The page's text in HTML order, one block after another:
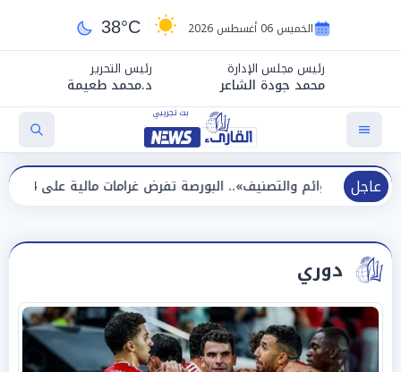
الخميس 06 أغسطس 2026 38°C
رئيس مجلس الإدارة
محمد جودة الشاعر
رئيس التحرير
د.محمد طعيمة
عاجلالبورصة تفرض غرامات مالية على 14 شركة وصكين
دوري